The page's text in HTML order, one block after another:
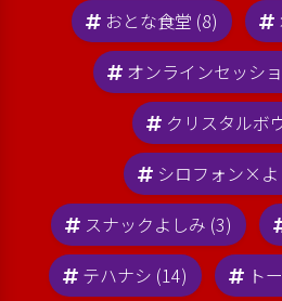
おとな食堂 (8)
オンラインセッシ
クリスタルボ
シロフォン×よ
スナックよしみ (3)
テハナシ (14)
ト